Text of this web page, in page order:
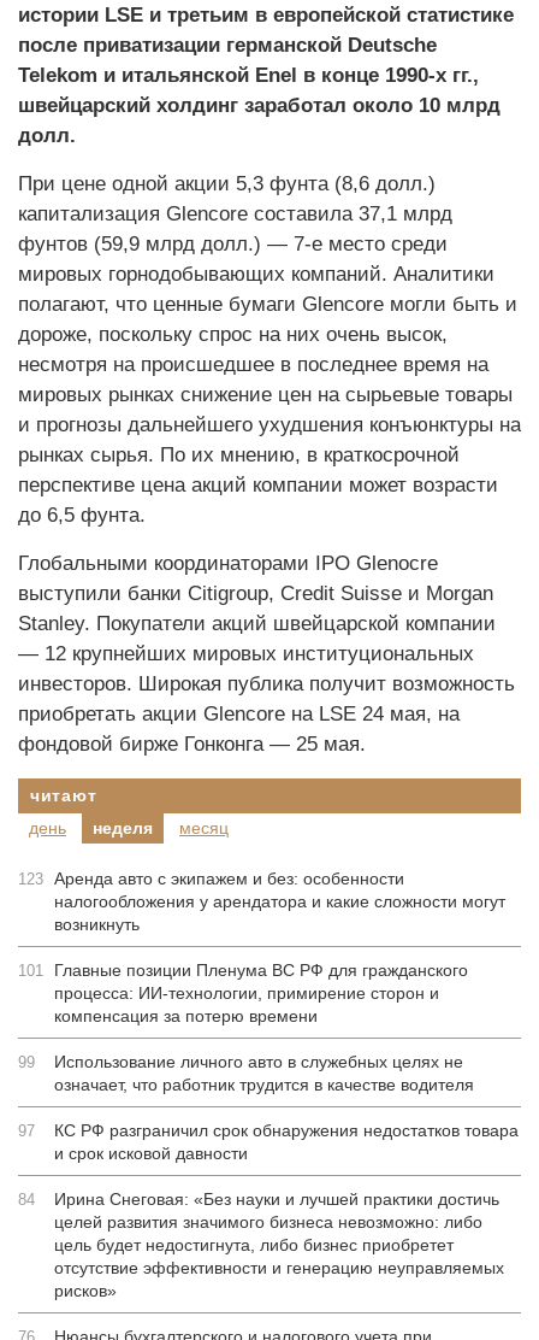
истории LSE и третьим в европейской статистике
после приватизации германской Deutsche
Telekom и итальянской Enel в конце 1990-х гг.,
швейцарский холдинг заработал около 10 млрд
долл.
При цене одной акции 5,3 фунта (8,6 долл.)
капитализация Glencore составила 37,1 млрд
фунтов (59,9 млрд долл.) — 7-е место среди
мировых горнодобывающих компаний. Аналитики
полагают, что ценные бумаги Glencore могли быть и
дороже, поскольку спрос на них очень высок,
несмотря на происшедшее в последнее время на
мировых рынках снижение цен на сырьевые товары
и прогнозы дальнейшего ухудшения конъюнктуры на
рынках сырья. По их мнению, в краткосрочной
перспективе цена акций компании может возрасти
до 6,5 фунта.
Глобальными координаторами IPO Glenocre
выступили банки Citigroup, Credit Suisse и Morgan
Stanley. Покупатели акций швейцарской компании
— 12 крупнейших мировых институциональных
инвесторов. Широкая публика получит возможность
приобретать акции Glencore на LSE 24 мая, на
фондовой бирже Гонконга — 25 мая.
читают
день
неделя месяц
123 Аренда авто с экипажем и без: особенности
налогообложения у арендатора и какие сложности могут
возникнуть
101
Главные позиции Пленума ВС РФ для гражданского
процесса: ИИ-технологии, примирение сторон и
компенсация за потерю времени
99
Использование личного авто в служебных целях не
означает, что работник трудится в качестве водителя
97
КС РФ разграничил срок обнаружения недостатков товара
и срок исковой давности
84
Ирина Снеговая: «Без науки и лучшей практики достичь
целей развития значимого бизнеса невозможно: либо
цель будет недостигнута, либо бизнес приобретет
отсутствие эффективности и генерацию неуправляемых
рисков»